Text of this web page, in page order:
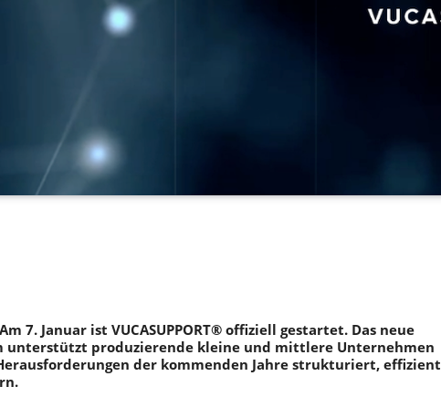
7. Januar ist VUCASUPPORT® offiziell gestartet. Das neue
unterstützt produzierende kleine und mittlere Unternehmen
der kommenden Jahre strukturiert, effizient